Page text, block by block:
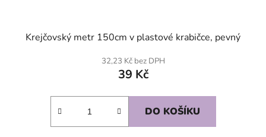
Krejčovský metr 150cm v plastové krabičce, pevný
32,23 Kč bez DPH
39 Kč
DO KOŠÍKU